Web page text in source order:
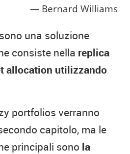
Bernard Williams
una soluzione
consiste nella replica
allocation utilizzando
portfolios verranno
capitolo, ma le
principali sono la